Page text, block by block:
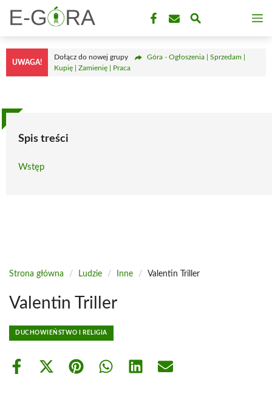
treści
UWAGA!
Dołącz do nowej grupy
Góra - Ogłoszenia | Sprzedam |
Kupię | Zamienię | Praca
Spis treści
Wstęp
Strona główna / Ludzie / Inne / Valentin Triller
Valentin Triller
DUCHOWIEŃSTWO I RELIGIA
Share
Share Share Share Share Share